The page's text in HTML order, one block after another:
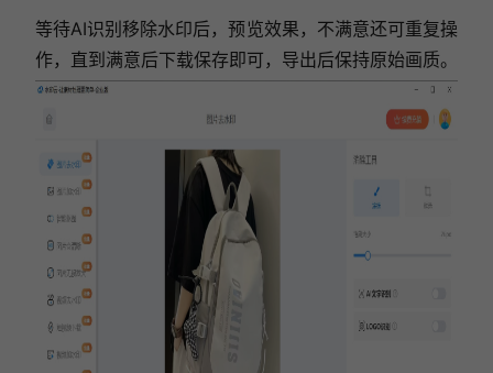
等待AI识别移除水印后，预览效果，不满意还可重复操
作，直到满意后下载保存即可，导出后保持原始画质。